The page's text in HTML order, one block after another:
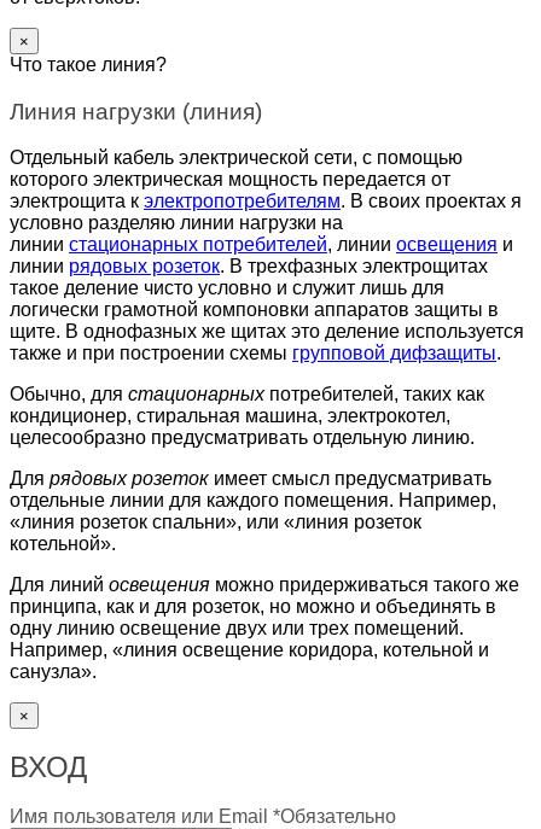
×
Что такое линия?
Линия нагрузки (линия)
Отдельный кабель электрической сети, с помощью
которого электрическая мощность передается от
электрощита к электропотребителям. В своих проектах я
условно разделяю линии нагрузки на
линии стационарных потребителей, линии освещения и
линии рядовых розеток. В трехфазных электрощитах
такое деление чисто условно и служит лишь для
логически грамотной компоновки аппаратов защиты в
щите. В однофазных же щитах это деление используется
также и при построении схемы групповой дифзащиты.
Обычно, для стационарныхпотребителей, таких как
кондиционер, стиральная машина, электрокотел,
целесообразно предусматривать отдельную линию.
Для рядовых розеток имеет смысл предусматривать
отдельные линии для каждого помещения. Например,
«линия розеток спальни», или «линия розеток
котельной».
Для линий освещения можно придерживаться такого же
принципа, как и для розеток, но можно и объединять в
одну линию освещение двух или трех помещений.
Например, «линия освещение коридора, котельной и
санузла».
×
ВХОД
Имя пользователя или Email *Обязательно